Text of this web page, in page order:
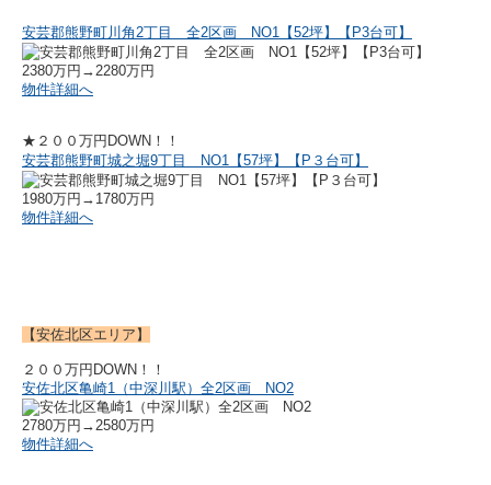
安芸郡熊野町川角2丁目 全2区画 NO1【52坪】【P3台可】
2380万円→2280万円
物件詳細へ
★２００万円DOWN！！
安芸郡熊野町城之堀9丁目 NO1【57坪】【P３台可】
1980万円→1780万円
物件詳細へ
【安佐北区エリア】
２００万円DOWN！！
安佐北区亀崎1（中深川駅）全2区画 NO2
2780万円→2580万円
物件詳細へ